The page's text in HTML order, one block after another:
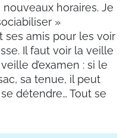
horaires. Je
»
amis pour les voir
Il faut voir la veille
d’examen : si le
sa tenue, il peut
détendre… Tout se